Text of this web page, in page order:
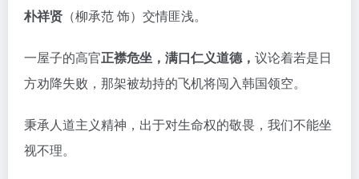
朴祥贤 （柳承范 饰）交情匪浅。
一屋子的高官正襟危坐，满口仁义道德， 议论着若是日
方劝降失败，那架被劫持的飞机将闯入韩国领空。
秉承人道主义精神，出于对生命权的敬畏，我们不能坐
视不理。